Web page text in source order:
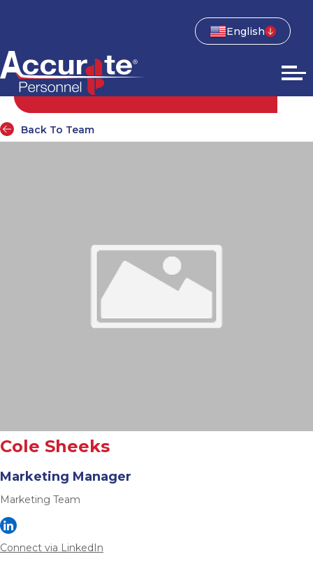
English
Back To Team
Cole Sheeks
Marketing Manager
Marketing Team
Connect via LinkedIn